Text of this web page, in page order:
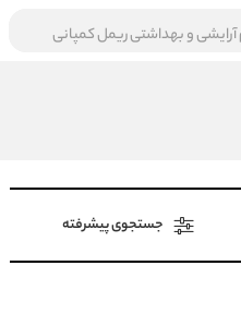
جستجوی پیشرفته